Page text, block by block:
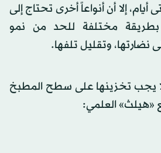
إلا أن أنواعاً أخرى تحتاج إلى
بطريقة مختلفة للحد من نمو
نضارتها، وتقليل تلفها.
أطعمة لا يجب تخزينها على سطح المطبخ
«هيلث» العلمي: